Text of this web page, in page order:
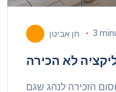
חן אביטן 3
לא הכירה
הזכירה לנהג שגם